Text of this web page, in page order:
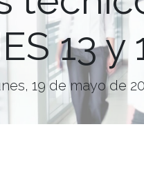
13
19 de mayo de